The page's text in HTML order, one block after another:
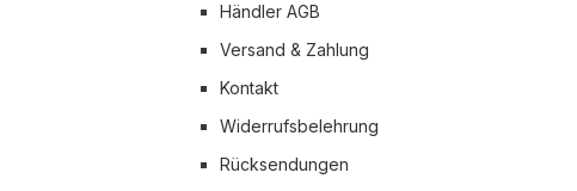
Händler AGB
Versand & Zahlung
Kontakt
Widerrufsbelehrung
Rücksendungen